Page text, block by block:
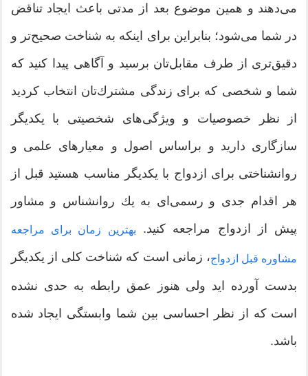
می‌دهند و همین موضوع بعد از مدتی باعث ایجاد تناقض
در شما می‌شود؛ بنابراین برای اینكه به شناخت صحیح‌تر و
دقیق‌تری از طرف مقابل‌تان برسید و آگاهی پیدا كنید كه
شما و شخصی كه برای زندگی مشترك‌تان انتخاب كردید
از نظر خصوصیات و ویژگی‌های شخصیتی با یكدیگر
سازگاری دارید و براساس اصول و معیارهای علمی و
روانشناختی برای ازدواج با یكدیگر مناسب هستید قبل از
هر اقدام جدی و رسمی‌ای به یك روانشناس و مشاور
پیش از ازدواج مراجعه كنید.
بهترین زمان برای مراجعه
مشاوره قبل ازدواج، زمانی است که شناخت کلی از یکدیگر
بدست آورده اید ولی هنوز عمق رابطه به حدی نشده
است که از نظر احساسی بین شما وابستگی ایجاد شده
باشد.